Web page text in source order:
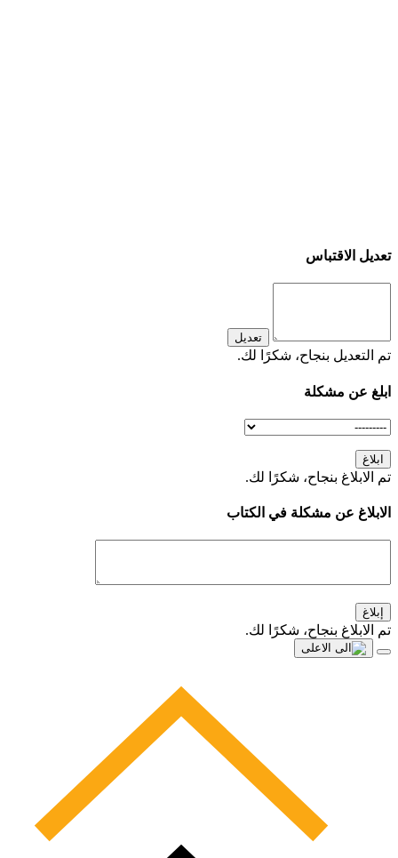
تعديل الاقتباس
تعديل
تم التعديل بنجاح، شكرًا لك.
ابلغ عن مشكلة
ابلاغ
تم الابلاغ بنجاح، شكرًا لك.
الابلاغ عن مشكلة في الكتاب
إبلاغ
تم الابلاغ بنجاح، شكرًا لك.